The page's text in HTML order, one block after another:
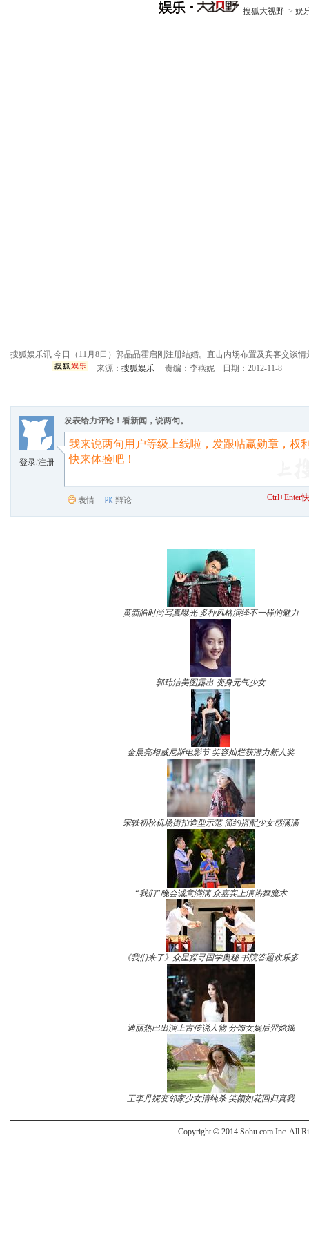
搜狐大视野 > 娱
搜狐娱乐讯 今日（11月8日）郭晶晶霍启刚注册结婚。直击内场布置及宾客交谈情
来源： 搜狐娱乐责编：李燕妮 日期：2012-11-8
登录/注册
发表给力评论！看新闻，说两句。
表情 辩论 Ctrl+Enter
黄新皓时尚写真曝光 多种风格演绎不一样的魅力
郭玮洁美图露出 变身元气少女
金晨亮相威尼斯电影节 笑容灿烂获潜力新人奖
宋轶初秋机场街拍造型示范 简约搭配少女感满满
“我们”晚会诚意满满 众嘉宾上演热舞魔术
《我们来了》众星探寻国学奥秘 书院答题欢乐多
迪丽热巴出演上古传说人物 分饰女娲后羿嫦娥
王李丹妮变邻家少女清纯杀 笑颜如花回归真我
Copyright © 2014 Sohu.com Inc. All